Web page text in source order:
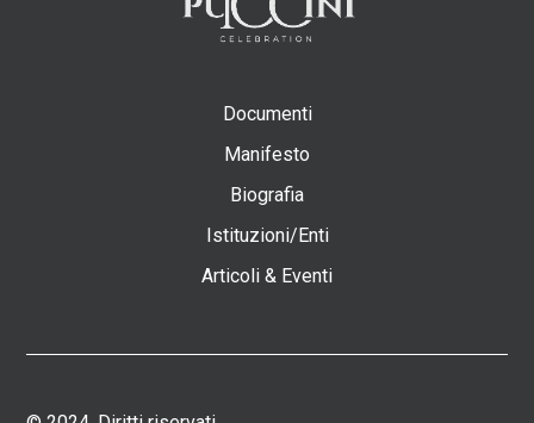
Documenti
Manifesto
Biografia
Istituzioni/Enti
Articoli & Eventi